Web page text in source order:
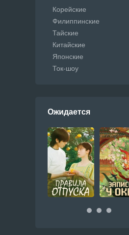
Корейские
Филиппинские
Тайские
Китайские
Японские
Ток-шоу
Ожидается